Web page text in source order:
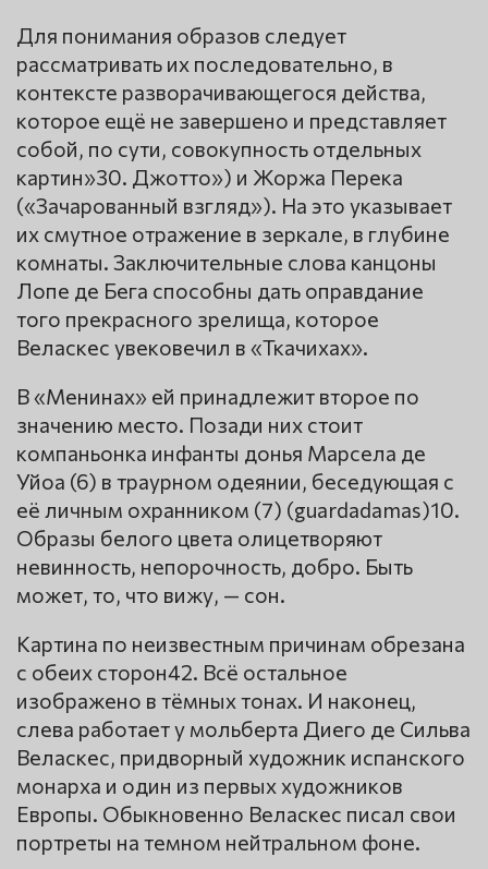
Для понимания образов следует
рассматривать их последовательно, в
контексте разворачивающегося действа,
которое ещё не завершено и представляет
собой, по сути, совокупность отдельных
картин»30. Джотто») и Жоржа Перека
(«Зачарованный взгляд»). На это указывает
их смутное отражение в зеркале, в глубине
комнаты. Заключительные слова канцоны
Лопе де Бега способны дать оправдание
того прекрасного зрелища, которое
Веласкес увековечил в «Ткачихах».
В «Менинах» ей принадлежит второе по
значению место. Позади них стоит
компаньонка инфанты донья Марсела де
Уйоа (6) в траурном одеянии, беседующая с
её личным охранником (7) (guardadamas)10.
Образы белого цвета олицетворяют
невинность, непорочность, добро. Быть
может, то, что вижу, — сон.
Картина по неизвестным причинам обрезана
с обеих сторон42. Всё остальное
изображено в тёмных тонах. И наконец,
слева работает у мольберта Диего де Сильва
Веласкес, придворный художник испанского
монарха и один из первых художников
Европы. Обыкновенно Веласкес писал свои
портреты на темном нейтральном фоне.